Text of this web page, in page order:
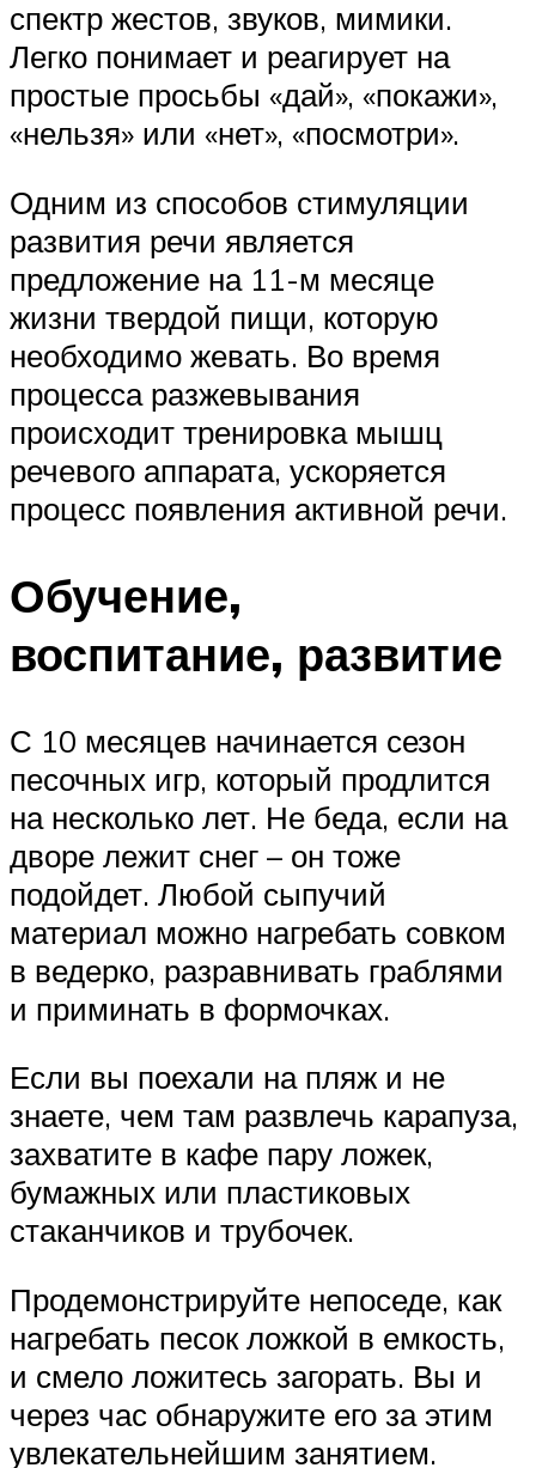
спектр жестов, звуков, мимики.
Легко понимает и реагирует на
простые просьбы «дай», «покажи»,
«нельзя» или «нет», «посмотри».
Одним из способов стимуляции
развития речи является
предложение на 11-м месяце
жизни твердой пищи, которую
необходимо жевать. Во время
процесса разжевывания
происходит тренировка мышц
речевого аппарата, ускоряется
процесс появления активной речи.
Обучение,
воспитание, развитие
С 10 месяцев начинается сезон
песочных игр, который продлится
на несколько лет. Не беда, если на
дворе лежит снег – он тоже
подойдет. Любой сыпучий
материал можно нагребать совком
в ведерко, разравнивать граблями
и приминать в формочках.
Если вы поехали на пляж и не
знаете, чем там развлечь карапуза,
захватите в кафе пару ложек,
бумажных или пластиковых
стаканчиков и трубочек.
Продемонстрируйте непоседе, как
нагребать песок ложкой в емкость,
и смело ложитесь загорать. Вы и
через час обнаружите его за этим
увлекательнейшим занятием.